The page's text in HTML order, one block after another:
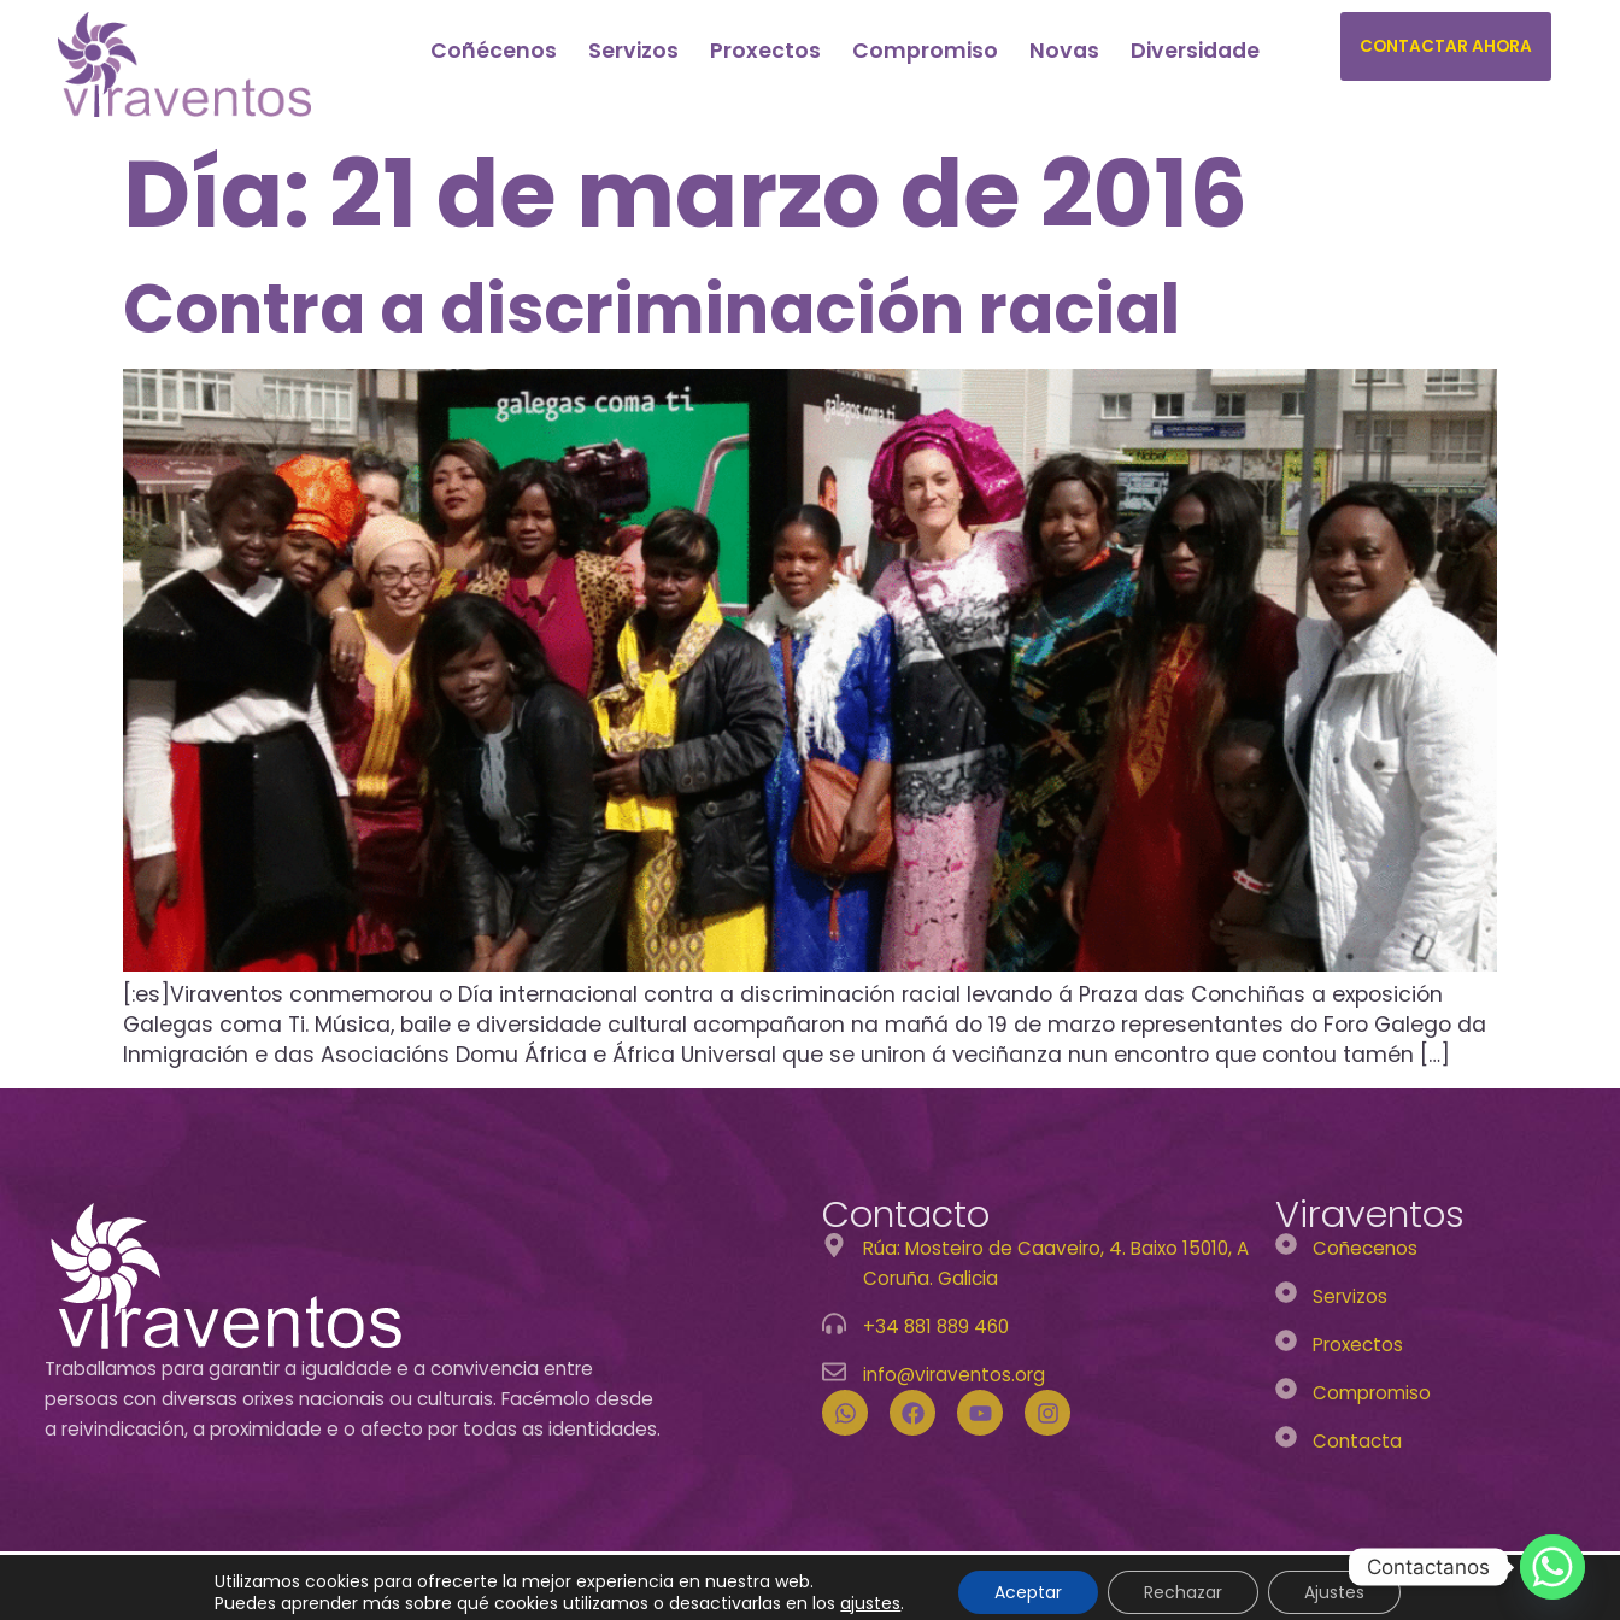
Coñécenos Servizos Proxectos Compromiso Novas Diversidade CONTACTAR AHORA
Día: 21 de marzo de 2016
Contra a discriminación racial
[:es]Viraventos conmemorou o Día internacional contra a discriminación racial levando á Praza das Conchiñas a exposición
Galegas coma Ti. Música, baile e diversidade cultural acompañaron na mañá do 19 de marzo representantes do Foro Galego da
Inmigración e das Asociacións Domu África e África Universal que se uniron á veciñanza nun encontro que contou tamén […]
Traballamos para garantir a igualdade e a convivencia entre
persoas con diversas orixes nacionais ou culturais. Facémolo desde
a reivindicación, a proximidade e o afecto por todas as identidades.
Contacto
Rúa: Mosteiro de Caaveiro, 4. Baixo 15010, A
Coruña. Galicia
+34 881 889 460
info@viraventos.org
Viraventos
Coñecenos
Servizos
Proxectos
Compromiso
Contacta
© Todos los derechos reservados viraventos.org | Diseño deJorge Bravo Política de privacidade Aviso legalPolítica de cookies
Utilizamos cookies para ofrecerte la mejor experiencia en nuestra web.
Puedes aprender más sobre qué cookies utilizamos o desactivarlas en losajustes. Aceptar Rechazar Ajustes
Contactanos